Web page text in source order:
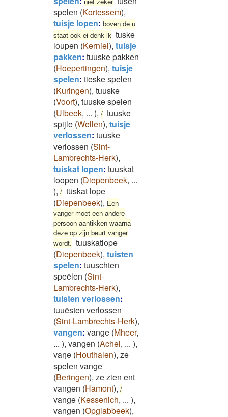
spelen (Kortessem),
tuisje lopen: boven de u
staat ook ei denk ik tuske
loupen (Kerniel), tuisje
pakken: tuuske pakken
(Hoepertingen), tuisje
spelen: tieske spelen
(Kuringen), tuuske
(Voort), tuuske spelen
(Ulbeek, ... ), / tuuske
spijle (Wellen), tuisje
verlossen: tuuske
verlossen (Sint-
Lambrechts-Herk),
tuiskat lopen: tuuskat
loopen (Diepenbeek, ...
), / tüskat lope
(Diepenbeek), Een
vanger moet een andere
persoon aantikken waarna
deze op zijn beurt vanger
wordt. tuuskatlope
(Diepenbeek), tuisten
spelen: tuuschten
speëlen (Sint-
Lambrechts-Herk),
tuisten verlossen:
tuuësten verlossen
(Sint-Lambrechts-Herk),
vangen: vange (Mheer,
... ), vangen (Achel, ... ),
vaŋe (Houthalen), ze
spelen vange
(Beringen), ze zien ent
vangen (Hamont), /
vange (Kessenich, ... ),
vangen (Opglabbeek),